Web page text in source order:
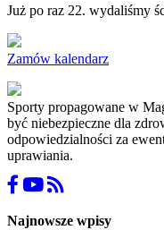
Już po raz 22. wydaliśmy
Zamów kalendarz
Sporty propagowane w
być niebezpieczne dla
odpowiedzialności za
uprawiania.
Najnowsze wpisy